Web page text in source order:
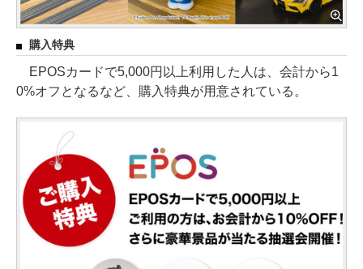
購入特典
EPOSカードで5,000円以上利用した人は、会計から1
0%オフとなるなど、購入特典が用意されている。